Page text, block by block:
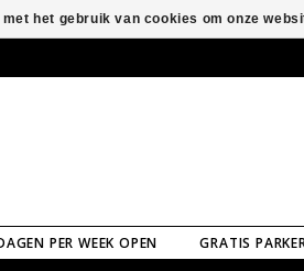
PER WEEK OPEN GRATIS
het gebruik van cookies om onze